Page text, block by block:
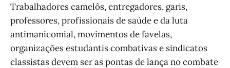
Trabalhadores camelôs, entregadores, garis,
professores, profissionais de saúde e da luta
antimanicomial, movimentos de favelas,
organizações estudantis combativas e sindicatos
classistas devem ser as pontas de lança no combate